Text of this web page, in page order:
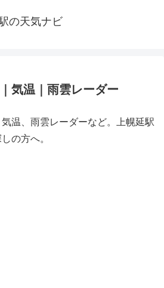
の天気ナビ
気温｜雨雲レーダー
気温、雨雲レーダーなど。上幌延駅
の方へ。